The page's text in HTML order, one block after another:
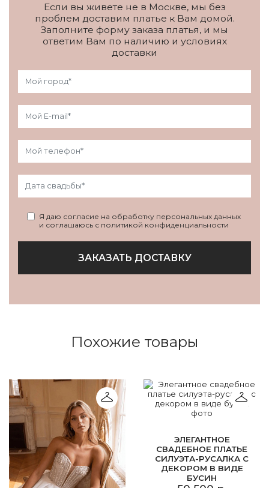
Если вы живете не в Москве, мы без
проблем доставим платье к Вам домой.
Заполните форму заказа платья, и мы
ответим Вам по наличию и условиях
доставки
Я даю согласие на обработку персональных данных
и соглашаюсь с политикой конфиденциальности
ЗАКАЗАТЬ ДОСТАВКУ
Похожие товары
ЭЛЕГАНТНОЕ
СВАДЕБНОЕ ПЛАТЬЕ
СИЛУЭТА-РУСАЛКА С
ДЕКОРОМ В ВИДЕ
БУСИН